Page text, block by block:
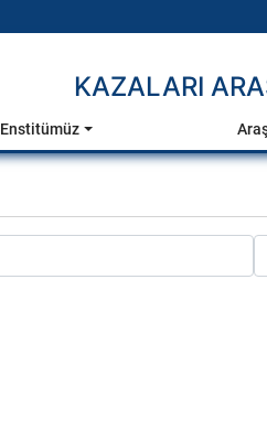
KAZALARI
Enstitümüz